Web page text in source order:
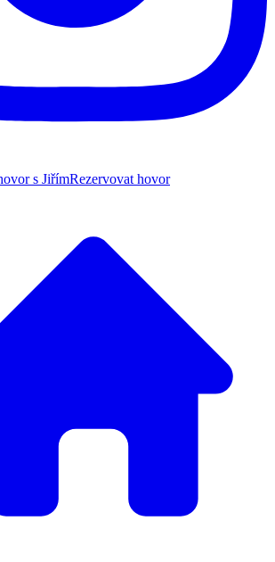
s JiřímRezervovat hovor